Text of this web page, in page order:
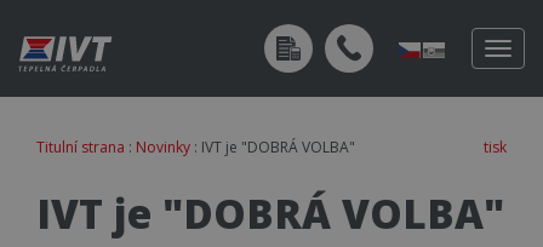
tisk
Titulní strana : Novinky : IVT je "DOBRÁ VOLBA"
IVT je "DOBRÁ VOLBA"